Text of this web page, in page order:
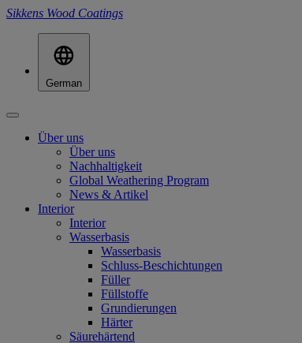
Sikkens Wood Coatings
German
Über uns
Über uns
Nachhaltigkeit
Global Weathering Program
News & Artikel
Interior
Interior
Wasserbasis
Wasserbasis
Schluss-Beschichtungen
Füller
Füllstoffe
Grundierungen
Härter
Säurehärtend